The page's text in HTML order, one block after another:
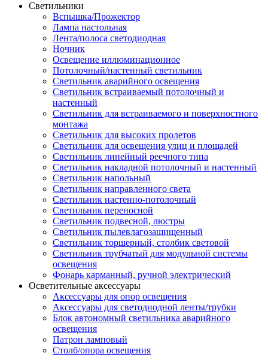
Светильники
Вспышка/Прожектор
Лампа настольная
Лента/полоса светодиодная
Ночник
Освещение иллюминационное
Потолочный/настенный светильник
Светильник аварийного освещения
Светильник встраиваемый потолочный и
настенный
Светильник для встраиваемого и поверхностного
монтажа
Светильник для высоких пролетов
Светильник для освещения улиц и площадей
Светильник линейный реечного типа
Светильник накладной потолочный и настенный
Светильник напольный
Светильник направленного света
Светильник настенно-потолочный
Светильник переносной
Светильник подвесной, люстры
Светильник пылевлагозащищенный
Светильник торшерный, столбик световой
Светильник трубчатый для модульной системы
освещения
Фонарь карманный, ручной электрический
Осветительные аксессуары
Аксессуары для опор освещения
Аксессуары для светодиодной ленты/трубки
Блок автономный светильника аварийного
освещения
Патрон ламповый
Столб/опора освещения